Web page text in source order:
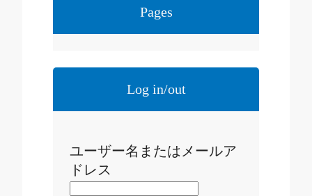
Pages
Log in/out
ユーザー名またはメールア
ドレス